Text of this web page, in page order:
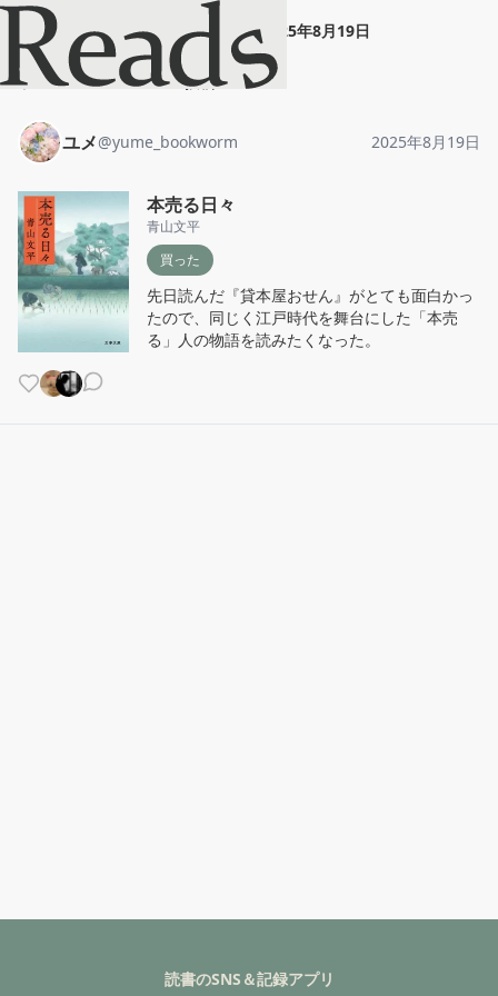
ユメ 本売る日々" 2025年8月19日
ホーム ユメ 投稿
ユメ@yume_bookworm 2025年8月19日
本売る日々
青山文平
買った
先日読んだ『貸本屋おせん』がとても面白かっ
たので、同じく江戸時代を舞台にした「本売
る」人の物語を読みたくなった。
読書のSNS＆記録アプリ